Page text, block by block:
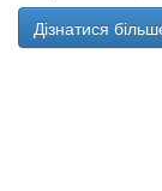
Дізнатися